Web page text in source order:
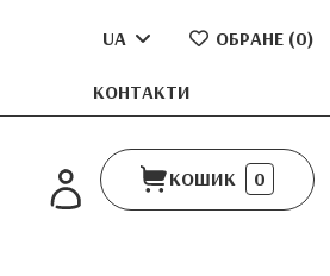
КОНТАКТИ
UA ОБРАНЕ (0)
КОШИК 0